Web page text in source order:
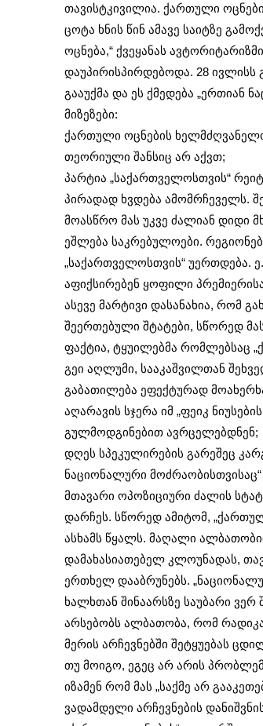
თავისტკივილია. ქართული
ცოტა ხნის წინ ამავე საიტზე
ოცნება,“ ქვეყანას
დაუპირისპირდებოდა. 28 ივლისს
გააუქმა და ეს ქმედება „ერთიან
მიზეზები:
ქართული ოცნების
თეორიული შანსიც არ აქვთ;
პარტია „საქართველოსთვის“
პირადად ხვდება ამომრჩეველს.
მოასწრო მას უკვე ძალიან დიდი
ეშლება საკრებულოები.
„საქართველოსთვის“ უერთდება.
აფიქსირებენ ყოფილი
ასევე მარტივი დასანახია, რომ
შეერთებული შტატები, სწორედ
ფაქტია, ტყუილებმა რომლებსაც
გეი აღლუმი, სააკაშვილთან
გაბათილება ეფექტურად
აღარავის სჯერა იმ „ფეიკ
გულმოდგინებით ავრცელებდნენ;
დღეს სპეკულირების გარეშეც
ნაციონალური
მთავარი ოპოზიციური ძალის
დარჩეს. სწორედ ამიტომ,
ასხამს წყალს. მაღალი
დამახასიათებელ კლოუნადას,
ერთხელ დააბრუნებს.
ხალხთან შინაარსზე საუბარი ვერ
არსებობს ალბათობა, რომ
მერის არჩევნებში შეტყუებას
თუ მოიგო, ეგეც არ არის
იზამენ რომ მას „საქმე არ
ვადამდელი არჩევნების